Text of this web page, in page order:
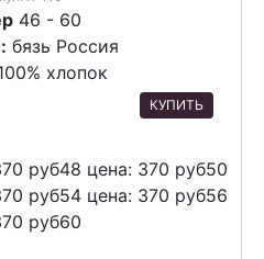
46 - 60
бязь Россия
хлопок
КУПИТЬ
руб48 цена: 370 руб50
руб54 цена: 370 руб56
руб60